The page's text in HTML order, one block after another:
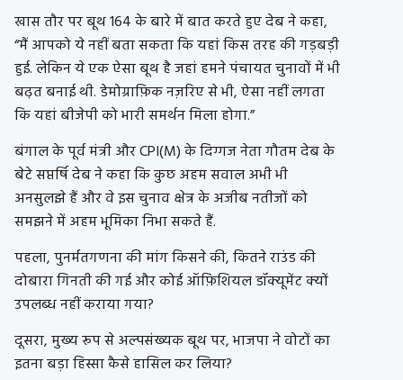
खास तौर पर बूथ 164 के बारे में बात करते हुए देब ने कहा,
“मैं आपको ये नहीं बता सकता कि यहां किस तरह की गड़बड़ी
हुई. लेकिन ये एक ऐसा बूथ है जहां हमने पंचायत चुनावों में भी
बढ़त बनाई थी. डेमोग्राफ़िक नज़रिए से भी, ऐसा नहीं लगता
कि यहां बीजेपी को भारी समर्थन मिला होगा.”
बंगाल के पूर्व मंत्री और CPI(M) के दिग्गज नेता गौतम देब के
बेटे सप्तर्षि देब ने कहा कि कुछ अहम सवाल अभी भी
अनसुलझे हैं और वे इस चुनाव क्षेत्र के अजीब नतीजों को
समझने में अहम भूमिका निभा सकते हैं.
पहला, पुनर्मतगणना की मांग किसने की, कितने राउंड की
दोबारा गिनती की गई और कोई ऑफ़िशियल डॉक्यूमेंट क्यों
उपलब्ध नहीं कराया गया?
दूसरा, मुख्य रूप से अल्पसंख्यक बूथ पर, भाजपा ने वोटों का
इतना बड़ा हिस्सा कैसे हासिल कर लिया?